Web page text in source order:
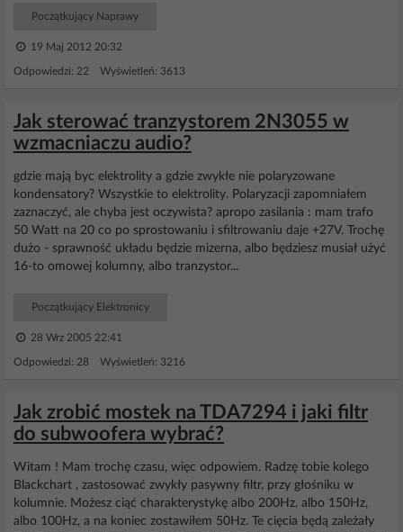
Początkujący Naprawy
19 Maj 2012 20:32
Odpowiedzi: 22 Wyświetleń: 3613
Jak sterować tranzystorem 2N3055 w
wzmacniaczu audio?
gdzie mają byc elektrolity a gdzie zwykłe nie polaryzowane
kondensatory? Wszystkie to elektrolity. Polaryzacji zapomniałem
zaznaczyć, ale chyba jest oczywista? apropo zasilania : mam trafo
50 Watt na 20 co po sprostowaniu i sfiltrowaniu daje +27V. Trochę
dużo - sprawność układu będzie mizerna, albo będziesz musiał użyć
16-to omowej kolumny, albo tranzystor...
Początkujący Elektronicy
28 Wrz 2005 22:41
Odpowiedzi: 28 Wyświetleń: 3216
Jak zrobić mostek na TDA7294 i jaki filtr
do subwoofera wybrać?
Witam ! Mam trochę czasu, więc odpowiem. Radzę tobie kolego
Blackchart , zastosować zwykły pasywny filtr, przy głośniku w
kolumnie. Możesz ciąć charakterystykę albo 200Hz, albo 150Hz,
albo 100Hz, a na koniec zostawiłem 50Hz. Te cięcia będą zależały